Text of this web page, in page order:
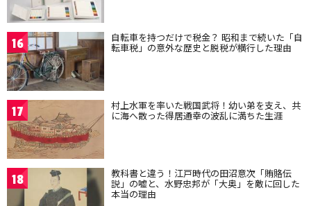
16 自転車を持つだけで税金？ 昭和まで続いた「自
転車税」の意外な歴史と脱税が横行した理由
17 村上水軍を率いた戦国武将！幼い弟を支え、共
に海へ散った得居通幸の波乱に満ちた生涯
18 教科書と違う！江戸時代の田沼意次「賄賂伝
説」の嘘と、水野忠邦が「大奥」を敵に回した
本当の理由